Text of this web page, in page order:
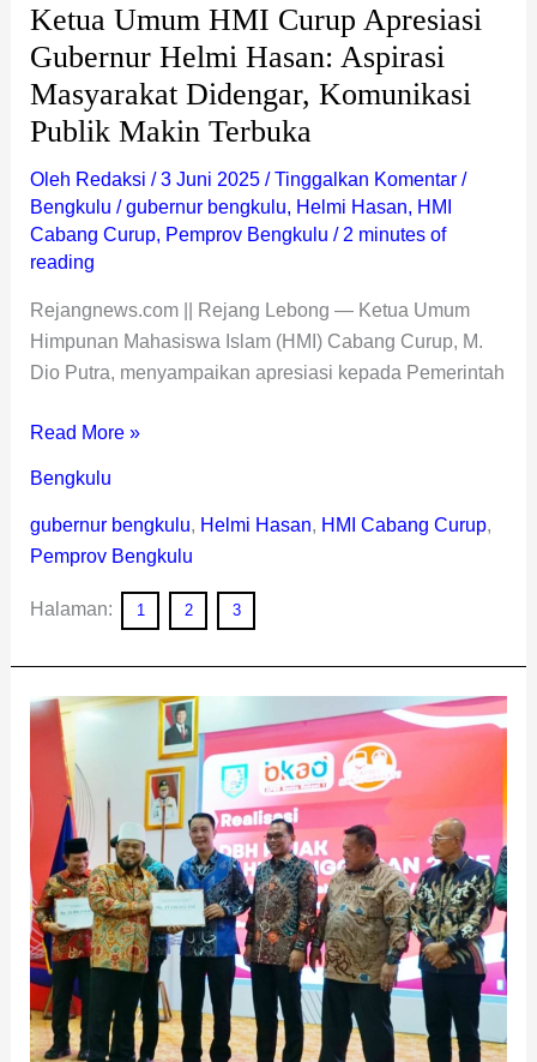
Ketua Umum HMI Curup Apresiasi
Gubernur Helmi Hasan: Aspirasi
Masyarakat Didengar, Komunikasi
Publik Makin Terbuka
Oleh Redaksi /3 Juni 2025 /Tinggalkan Komentar /
Bengkulu /gubernur bengkulu, Helmi Hasan, HMI
Cabang Curup, Pemprov Bengkulu / 2 minutes of
reading
Rejangnews.com || Rejang Lebong — Ketua Umum
Himpunan Mahasiswa Islam (HMI) Cabang Curup, M.
Dio Putra, menyampaikan apresiasi kepada Pemerintah
Didengar,
Komunikasi
Publik
Terbuka
Read More »
Bengkulu
gubernur bengkulu, Helmi Hasan, HMI Cabang Curup,
Pemprov Bengkulu
Halaman: 1 2 3
Rejang
Lebong
Terima
Dana
Bagi
Hasil
Rp
21
Miliar
dari
Pemprov
Bengkulu